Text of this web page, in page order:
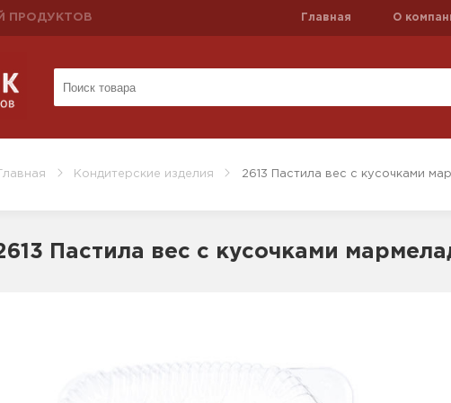
ПРОДУКТОВ Главная О
Главная Кондитерские изделия 2613 Пастила вес с кусочками
Пастила вес с кусочками